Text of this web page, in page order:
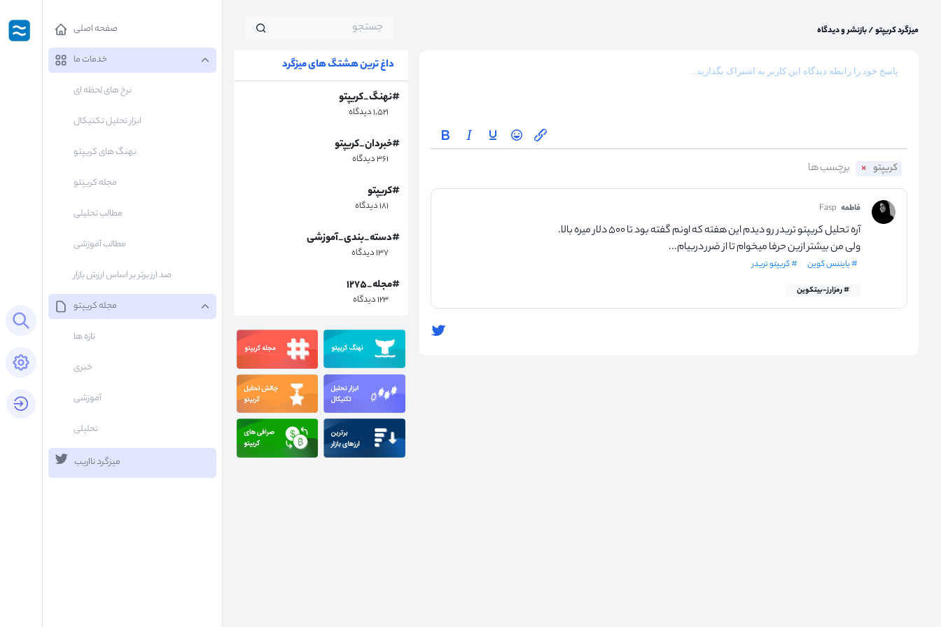
Open search panel
Open settings panel
login button
صفحه اصلی
خدمات ما
نرخ های لحظه ای
ابزار تحلیل تکنیکال
نهنگ های کریپتو
مجله کریپتو
مطالب تحلیلی
مطالب آموزشی
صد ارز برتر بر اساس ارزش بازار
مجله کریپتو
تازه ها
خبری
آموزشی
تحلیلی
میزگرد نااریب
میزگرد کریپتو/بازنشر و دیدگاه
کریپتو
فاطمه Fasp
آره تحلیل کریپتو تریدر رو دیدم این هفته که اونم گفته بود تا ۵۰۰ دلار میره بالا.
ولی من بیشتر ازین حرفا میخوام تا از ضرر دربیام...
# بایننس کوین # کریپتو تریدر
# رمزارز-بیتکوین
داغ ترین هشتگ های میزگرد
#نهنگ_کریپتو
۱,۵۲۱ دیدگاه
#خبردان_کریپتو
۳۶۱ دیدگاه
#کریپتو
۱۸۱ دیدگاه
#دسته_بندی_آموزشی
۱۳۷ دیدگاه
#مجله_۱۲۷۵
۱۲۳ دیدگاه